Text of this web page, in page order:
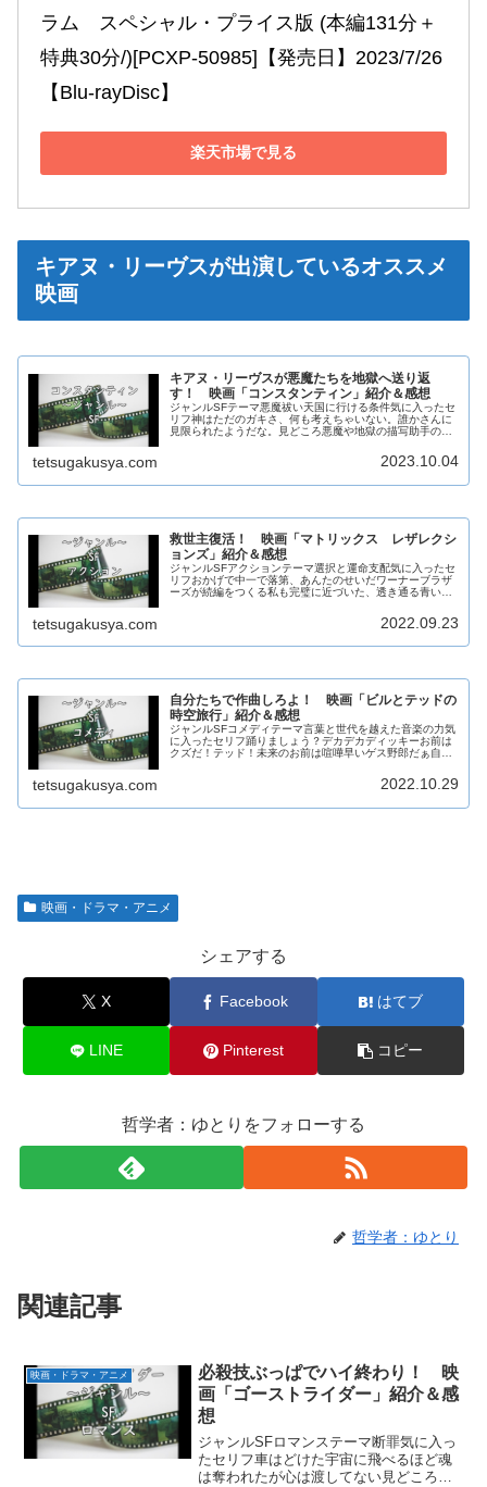
ラム　スペシャル・プライス版 (本編131分＋
特典30分/)[PCXP-50985]【発売日】2023/7/26
【Blu-rayDisc】
楽天市場で見る
キアヌ・リーヴスが出演しているオススメ
映画
キアヌ・リーヴスが悪魔たちを地獄へ送り返
す！ 映画「コンスタンティン」紹介＆感想
ジャンルSFテーマ悪魔祓い天国に行ける条件気に入ったセ
リフ神はただのガキさ、何も考えちゃいない。誰かさんに
見限られたようだな。見どころ悪魔や地獄の描写助手の活
tetsugakusya.com 2023.10.04
救世主復活！ 映画「マトリックス レザレクシ
ョンズ」紹介＆感想
ジャンルSFアクションテーマ選択と運命支配気に入ったセ
リフおかげで中一で落第、あんたのせいだワーナーブラザ
ーズが続編をつくる私も完璧に近づいた、透き通る青い瞳
tetsugakusya.com 2022.09.23
自分たちで作曲しろよ！ 映画「ビルとテッドの
時空旅行」紹介＆感想
ジャンルSFコメディテーマ言葉と世代を越えた音楽の力気
に入ったセリフ踊りましょう？デカデカディッキーお前は
クズだ！テッド！未来のお前は喧嘩早いゲス野郎だぁ自分
tetsugakusya.com 2022.10.29
映画・ドラマ・アニメ
シェアする
X Facebook はてブ
LINE Pinterest コピー
哲学者：ゆとりをフォローする
哲学者：ゆとり
関連記事
映画・ドラマ・アニメ
必殺技ぶっぱでハイ終わり！ 映
画「ゴーストライダー」紹介＆感
想
ジャンルSFロマンステーマ断罪気に入っ
たセリフ車はどけた宇宙に飛べるほど魂
は奪われたが心は渡してない見どころ清